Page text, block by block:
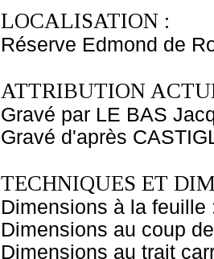
LOCALISATION :
Réserve Edmond de
ATTRIBUTION
Gravé par LE BAS
Gravé d'après
TECHNIQUES ET
Dimensions à la
Dimensions au coup
Dimensions au trait